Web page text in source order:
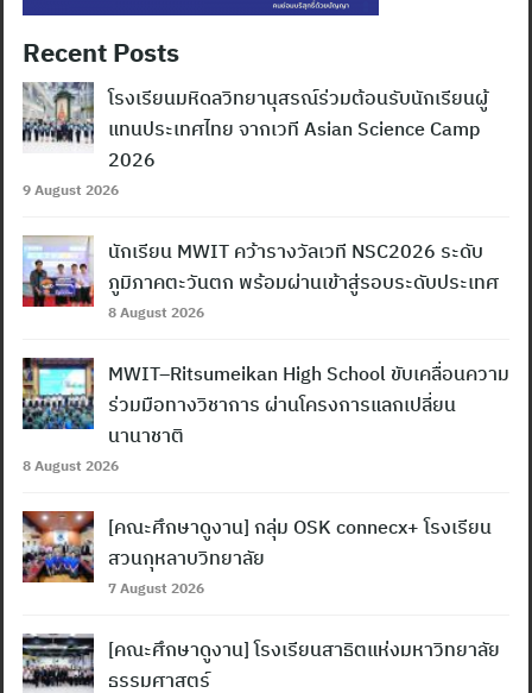
Recent Posts
โรงเรียนมหิดลวิทยานุสรณ์ร่วมต้อนรับนักเรียนผู้
แทนประเทศไทย จากเวที Asian Science Camp
2026
9 August 2026
นักเรียน MWIT คว้ารางวัลเวที NSC2026 ระดับ
ภูมิภาคตะวันตก พร้อมผ่านเข้าสู่รอบระดับประเทศ
8 August 2026
MWIT–Ritsumeikan High School ขับเคลื่อนความ
ร่วมมือทางวิชาการ ผ่านโครงการแลกเปลี่ยน
นานาชาติ
8 August 2026
[คณะศึกษาดูงาน] กลุ่ม OSK connecx+ โรงเรียน
สวนกุหลาบวิทยาลัย
7 August 2026
[คณะศึกษาดูงาน] โรงเรียนสาธิตแห่งมหาวิทยาลัย
ธรรมศาสตร์